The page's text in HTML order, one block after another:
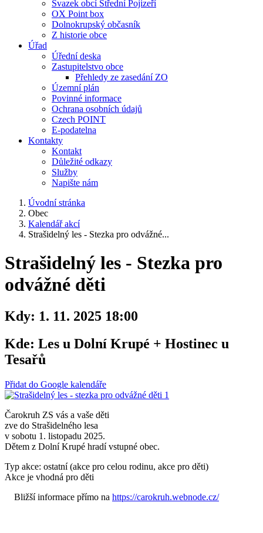
Svazek obcí Střední Pojizeří
OX Point box
Dolnokrupský občasník
Z historie obce
Úřad
Úřední deska
Zastupitelstvo obce
Přehledy ze zasedání ZO
Územní plán
Povinné informace
Ochrana osobních údajů
Czech POINT
E-podatelna
Kontakty
Kontakt
Důležité odkazy
Služby
Napište nám
Úvodní stránka
Obec
Kalendář akcí
Strašidelný les - Stezka pro odvážné...
Strašidelný les - Stezka pro
odvážné děti
Kdy: 1. 11. 2025 18:00
Kde: Les u Dolní Krupé + Hostinec u
Tesařů
Přidat do Google kalendáře
Čarokruh ZS vás a vaše děti
zve do Strašidelného lesa
v sobotu 1. listopadu 2025.
Dětem z Dolní Krupé hradí vstupné obec.
Typ akce: ostatní (akce pro celou rodinu, akce pro děti)
Akce je vhodná pro děti
Bližší informace přímo na https://carokruh.webnode.cz/